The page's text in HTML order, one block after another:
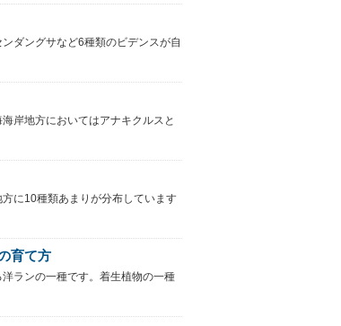
ダングサなど6種類のビデンスが自
岸地方においてはアナキクルスと
に10種類あまりが分布しています
育て方
ランの一種です。着生植物の一種